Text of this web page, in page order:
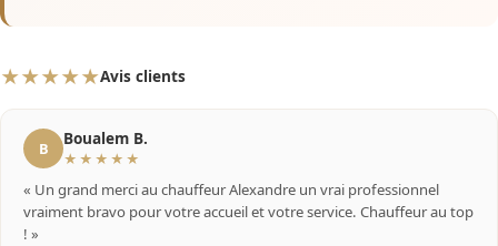
★★★★★Avis clients
B Boualem B.
★★★★★
« Un grand merci au chauffeur Alexandre un vrai professionnel
vraiment bravo pour votre accueil et votre service. Chauffeur au top
! »